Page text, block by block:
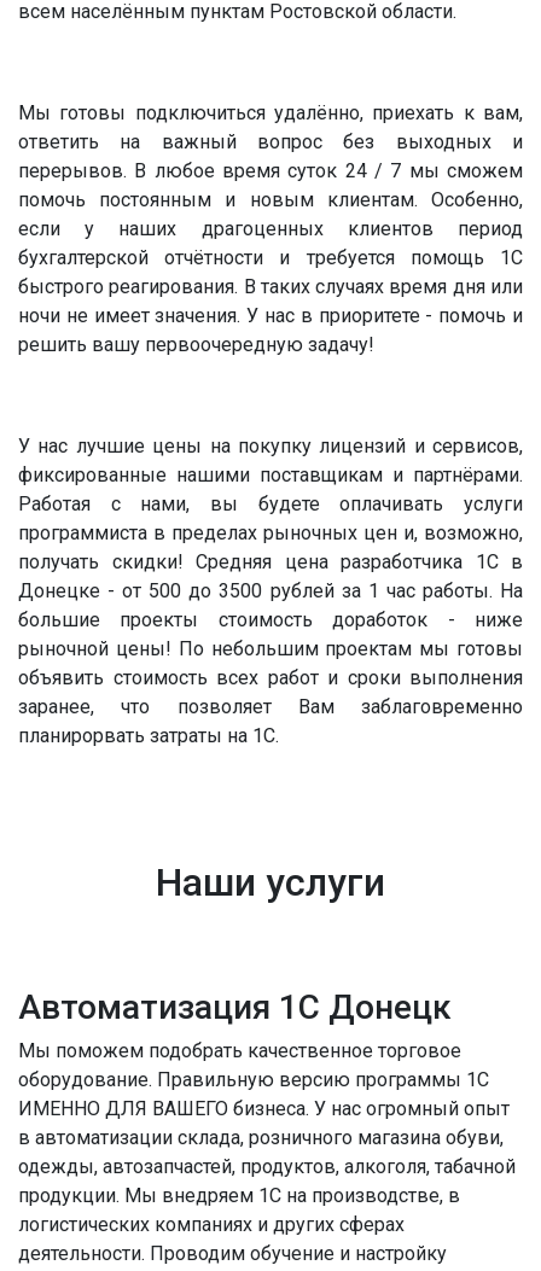
всем населённым пунктам Ростовской области.
Мы готовы подключиться удалённо, приехать к вам,
ответить на важный вопрос без выходных и
перерывов. В любое время суток 24 / 7 мы сможем
помочь постоянным и новым клиентам. Особенно,
если у наших драгоценных клиентов период
бухгалтерской отчётности и требуется помощь 1С
быстрого реагирования. В таких случаях время дня или
ночи не имеет значения. У нас в приоритете - помочь и
решить вашу первоочередную задачу!
У нас лучшие цены на покупку лицензий и сервисов,
фиксированные нашими поставщикам и партнёрами.
Работая с нами, вы будете оплачивать услуги
программиста в пределах рыночных цен и, возможно,
получать скидки! Средняя цена разработчика 1С в
Донецке - от 500 до 3500 рублей за 1 час работы. На
большие проекты стоимость доработок - ниже
рыночной цены! По небольшим проектам мы готовы
объявить стоимость всех работ и сроки выполнения
заранее, что позволяет Вам заблаговременно
планирорвать затраты на 1С.
Наши услуги
Автоматизация 1С Донецк
Мы поможем подобрать качественное торговое
оборудование. Правильную версию программы 1С
ИМЕННО ДЛЯ ВАШЕГО бизнеса. У нас огромный опыт
в автоматизации склада, розничного магазина обуви,
одежды, автозапчастей, продуктов, алкоголя, табачной
продукции. Мы внедряем 1С на производстве, в
логистических компаниях и других сферах
деятельности. Проводим обучение и настройку